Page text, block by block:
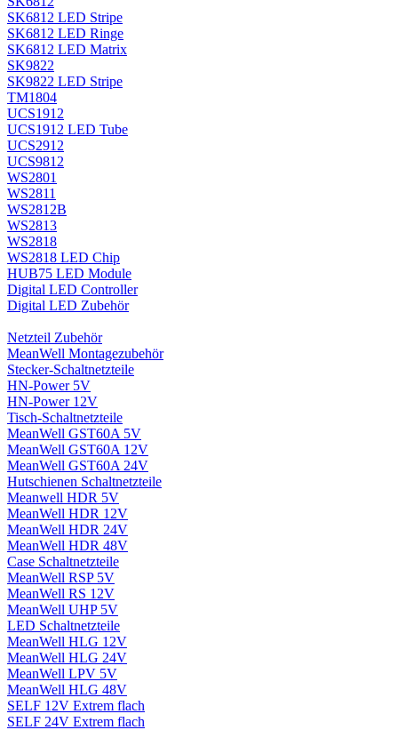
SK6812 LED Stripe
SK6812 LED Ringe
SK6812 LED Matrix
SK9822
SK9822 LED Stripe
TM1804
UCS1912
UCS1912 LED Tube
UCS2912
UCS9812
WS2801
WS2811
WS2812B
WS2813
WS2818
WS2818 LED Chip
HUB75 LED Module
Digital LED Controller
Digital LED Zubehör
Netzteil Zubehör
MeanWell Montagezubehör
Stecker-Schaltnetzteile
HN-Power 5V
HN-Power 12V
Tisch-Schaltnetzteile
MeanWell GST60A 5V
MeanWell GST60A 12V
MeanWell GST60A 24V
Hutschienen Schaltnetzteile
Meanwell HDR 5V
MeanWell HDR 12V
MeanWell HDR 24V
MeanWell HDR 48V
Case Schaltnetzteile
MeanWell RSP 5V
MeanWell RS 12V
MeanWell UHP 5V
LED Schaltnetzteile
MeanWell HLG 12V
MeanWell HLG 24V
MeanWell LPV 5V
MeanWell HLG 48V
SELF 12V Extrem flach
SELF 24V Extrem flach